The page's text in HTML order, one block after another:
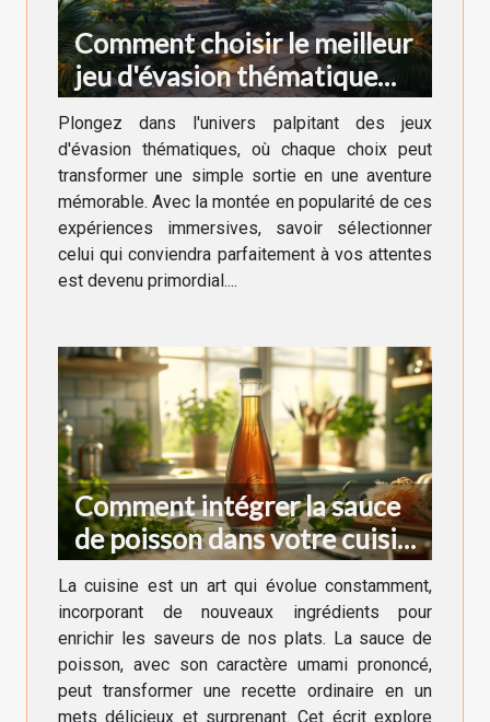
Comment choisir le meilleur
jeu d'évasion thématique
pour votre prochaine
aventure
Plongez dans l'univers palpitant des jeux
d'évasion thématiques, où chaque choix peut
transformer une simple sortie en une aventure
mémorable. Avec la montée en popularité de ces
expériences immersives, savoir sélectionner
celui qui conviendra parfaitement à vos attentes
est devenu primordial....
Comment intégrer la sauce
de poisson dans votre cuisine
quotidienne
La cuisine est un art qui évolue constamment,
incorporant de nouveaux ingrédients pour
enrichir les saveurs de nos plats. La sauce de
poisson, avec son caractère umami prononcé,
peut transformer une recette ordinaire en un
mets délicieux et surprenant. Cet écrit explore